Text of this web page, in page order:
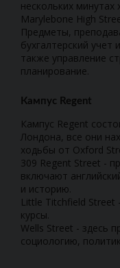
нескольких
Marylebone High
Предметы,
бухгалтерский
также управление
планирование.
Кампус Regent
Кампус Regent
Лондона, все они
ходьбы от Oxford
309 Regent Street -
включают
и историю.
Little Titchfield Street
курсы.
Wells Street - здесь
социологию,